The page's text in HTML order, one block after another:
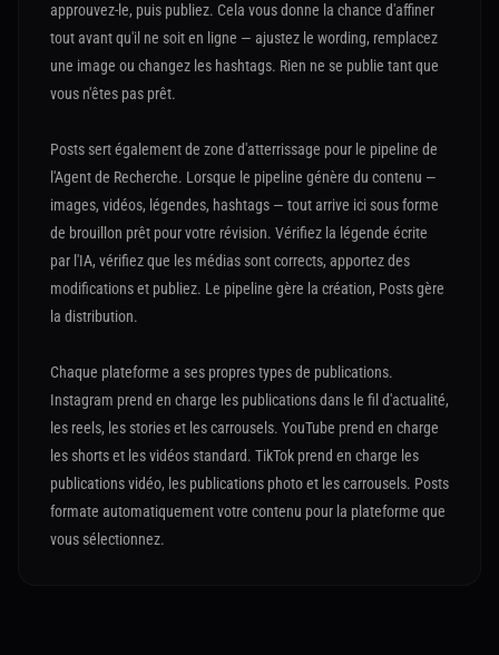
approuvez-le, puis publiez. Cela vous donne la chance d'affiner
tout avant qu'il ne soit en ligne — ajustez le wording, remplacez
une image ou changez les hashtags. Rien ne se publie tant que
vous n'êtes pas prêt.
Posts sert également de zone d'atterrissage pour le pipeline de
l'Agent de Recherche. Lorsque le pipeline génère du contenu —
images, vidéos, légendes, hashtags — tout arrive ici sous forme
de brouillon prêt pour votre révision. Vérifiez la légende écrite
par l'IA, vérifiez que les médias sont corrects, apportez des
modifications et publiez. Le pipeline gère la création, Posts gère
la distribution.
Chaque plateforme a ses propres types de publications.
Instagram prend en charge les publications dans le fil d'actualité,
les reels, les stories et les carrousels. YouTube prend en charge
les shorts et les vidéos standard. TikTok prend en charge les
publications vidéo, les publications photo et les carrousels. Posts
formate automatiquement votre contenu pour la plateforme que
vous sélectionnez.